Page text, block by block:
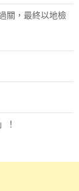
關，最終以地檢
！